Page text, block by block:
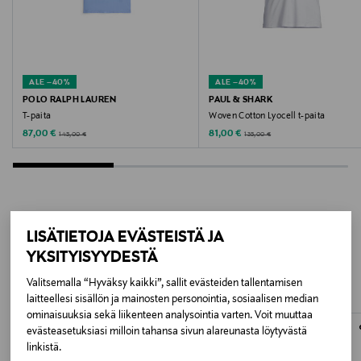
LISÄTIETOJA EVÄSTEISTÄ JA
YKSITYISYYDESTÄ
Valitsemalla “Hyväksy kaikki”, sallit evästeiden tallentamisen
laitteellesi sisällön ja mainosten personointia, sosiaalisen median
ominaisuuksia sekä liikenteen analysointia varten. Voit muuttaa
evästeasetuksiasi milloin tahansa sivun alareunasta löytyvästä
linkistä.
15311602
Valmistaja
DAMA S.p.A
Digitaalinen osoite
Avainsanat
Paul & Shark, paita, puuvilla, trikoopaita
ALE –40%
POLO RALPH LAUREN
T-paita
Discounted Price
87,00 € Original Price
145,00 €
ALE –40%
PAUL & SHARK
Woven Cotton Lyocell t-paita
Discounted Price
81,00 € Original Price
135,00 €
LISÄÄ KIINNOSTAVIA
TUOTTEITA